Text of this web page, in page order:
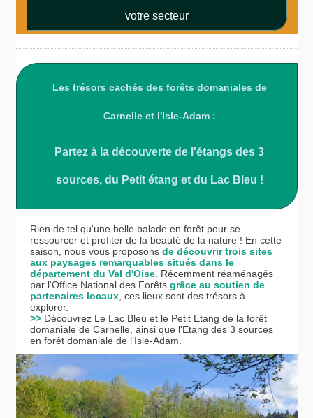
votre secteur
Les trésors cachés des forêts domaniales de
Carnelle et l'Isle-Adam :
Partez à la découverte de l'étangs des 3
sources, du Petit étang et du Lac Bleu !
Rien de tel qu'une belle balade en forêt pour se
ressourcer et profiter de la beauté de la nature ! En cette
saison, nous vous proposons de découvrir trois sites
aux paysages remarquables situés dans le
département du Val d'Oise. Récemment réaménagés
par l'Office National des Forêts grâce au soutien de
partenaires locaux, ces lieux sont des trésors à
explorer.
>>Découvrez Le Lac Bleu et le Petit Etang de la forêt
domaniale de Carnelle, ainsi que l'Etang des 3 sources
en forêt domaniale de l'Isle-Adam.